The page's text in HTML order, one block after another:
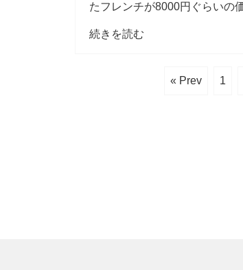
たフレンチが8000円ぐらいの
続きを読む
« Prev 1